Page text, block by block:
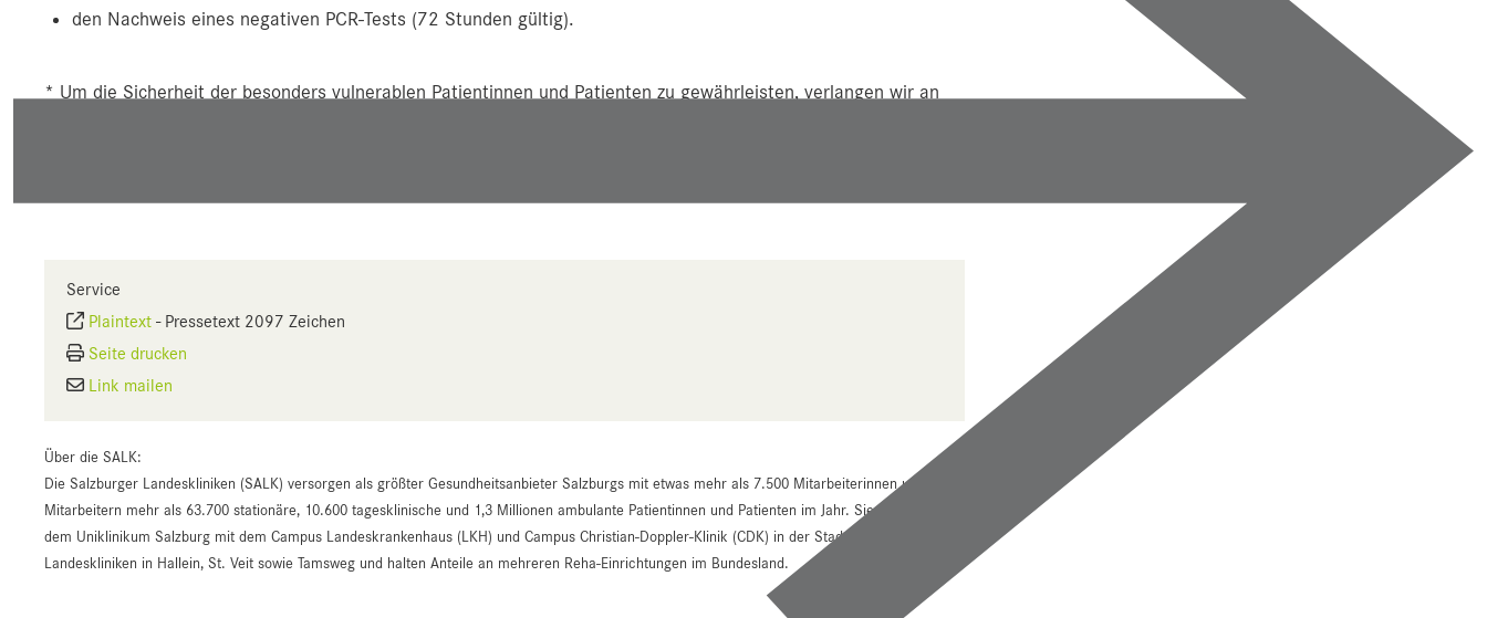
den Nachweis eines negativen PCR-Tests (72 Stunden gültig).
* Um die Sicherheit der besonders vulnerablen Patientinnen und Patienten zu gewährleisten, verlangen wir an
Service
Plaintext - Pressetext 2097 Zeichen
Seite drucken
Link mailen
Über die SALK:
Die Salzburger Landeskliniken (SALK) versorgen als größter Gesundheitsanbieter Salzburgs mit etwas mehr als 7.500 Mitarbeiterinnen und
Mitarbeitern mehr als 63.700 stationäre, 10.600 tagesklinische und 1,3 Millionen ambulante Patientinnen und Patienten im Jahr. Sie bestehen aus
dem Uniklinikum Salzburg mit dem Campus Landeskrankenhaus (LKH) und Campus Christian-Doppler-Klinik (CDK) in der Stadt Salzburg und den
Landeskliniken in Hallein, St. Veit sowie Tamsweg und halten Anteile an mehreren Reha-Einrichtungen im Bundesland.